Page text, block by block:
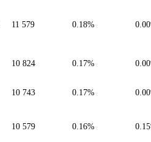
11 579 0.18%
10 824 0.17%
10 743 0.17%
10 579 0.16%